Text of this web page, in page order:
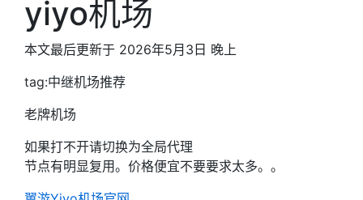
yiyo机场
本文最后更新于 2026年5月3日 晚上
tag:中继机场推荐
老牌机场
如果打不开请切换为全局代理
节点有明显复用。价格便宜不要要求太多。。